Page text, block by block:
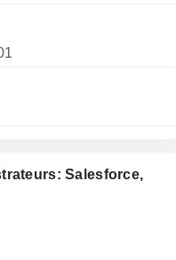
Salesforce,